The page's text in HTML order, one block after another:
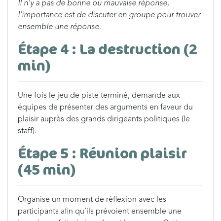
Il n’y a pas de bonne ou mauvaise réponse,
l’importance est de discuter en groupe pour trouver
ensemble une réponse.
Étape 4 : La destruction (2
min)
Une fois le jeu de piste terminé, demande aux
équipes de présenter des arguments en faveur du
plaisir auprès des grands dirigeants politiques (le
staff).
Étape 5 : Réunion plaisir
(45 min)
Organise un moment de réflexion avec les
participants afin qu’ils prévoient ensemble une